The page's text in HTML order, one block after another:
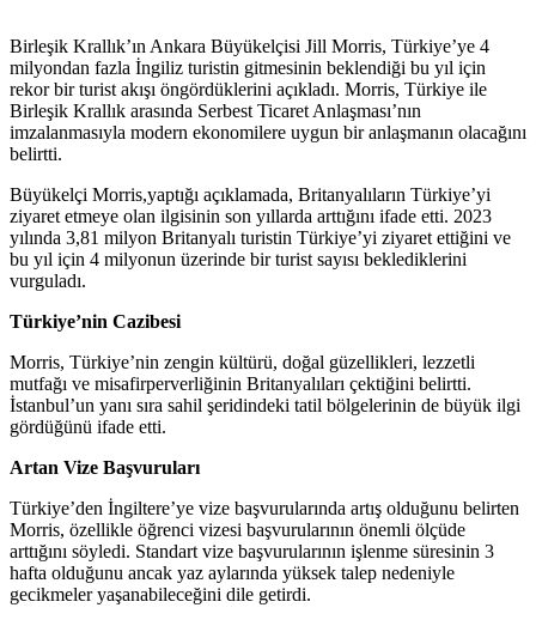
Birleşik Krallık’ın Ankara Büyükelçisi Jill Morris, Türkiye’ye 4
milyondan fazla İngiliz turistin gitmesinin beklendiği bu yıl için
rekor bir turist akışı öngördüklerini açıkladı. Morris, Türkiye ile
Birleşik Krallık arasında Serbest Ticaret Anlaşması’nın
imzalanmasıyla modern ekonomilere uygun bir anlaşmanın olacağını
belirtti.
Büyükelçi Morris,yaptığı açıklamada, Britanyalıların Türkiye’yi
ziyaret etmeye olan ilgisinin son yıllarda arttığını ifade etti. 2023
yılında 3,81 milyon Britanyalı turistin Türkiye’yi ziyaret ettiğini ve
bu yıl için 4 milyonun üzerinde bir turist sayısı beklediklerini
vurguladı.
Türkiye’nin Cazibesi
Morris, Türkiye’nin zengin kültürü, doğal güzellikleri, lezzetli
mutfağı ve misafirperverliğinin Britanyalıları çektiğini belirtti.
İstanbul’un yanı sıra sahil şeridindeki tatil bölgelerinin de büyük ilgi
gördüğünü ifade etti.
Artan Vize Başvuruları
Türkiye’den İngiltere’ye vize başvurularında artış olduğunu belirten
Morris, özellikle öğrenci vizesi başvurularının önemli ölçüde
arttığını söyledi. Standart vize başvurularının işlenme süresinin 3
hafta olduğunu ancak yaz aylarında yüksek talep nedeniyle
gecikmeler yaşanabileceğini dile getirdi.